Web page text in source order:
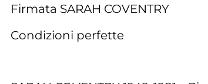
Firmata SARAH COVENTRY
Condizioni perfette